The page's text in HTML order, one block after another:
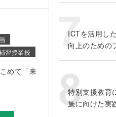
習授業校
めて「来
ICTを活用し
向上のための
特別支援教育
施に向けた実